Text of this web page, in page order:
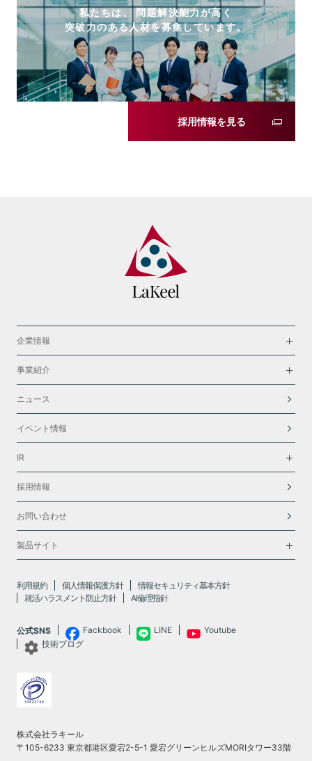
私たちは、 問題解決能力が高く
突破力のある人材を募集しています。
採用情報を見る
企業情報
事業紹介
ニュース
イベント情報
IR
採用情報
お問い合わせ
製品サイト
利用規約 個人情報保護方針
情報セキュリティ基本方針
就活ハラスメント防止方針
AI倫理指針
公式SNS Fackbook LINE
Youtube
技術ブログ
株式会社ラキール
〒105-6233 東京都港区愛宕2-5-1 愛宕グリーンヒルズMORIタワー33階